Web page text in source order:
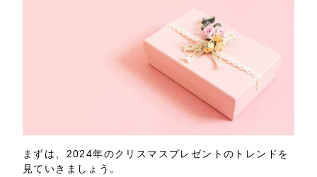
まずは、2024年のクリスマスプレゼントのトレンドを
見ていきましょう。